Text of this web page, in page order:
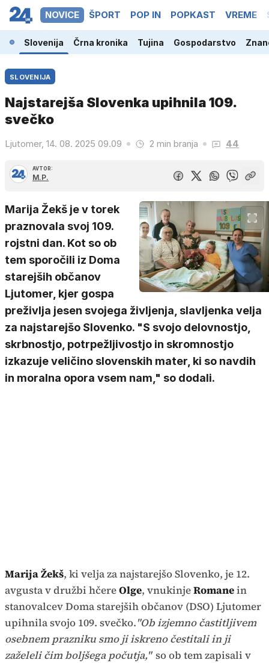
NOVICE ŠPORT POP IN POPKAST VREME
Slovenija Črna kronika Tujina Gospodarstvo
SLOVENIJA
Najstarejša Slovenka upihnila 109.
svečko
Ljutomer, 14. 08. 2025 09.09 2 min branja 44
AVTOR:
M.P.
Marija Žekš je v torek
praznovala svoj 109.
rojstni dan. Kot so ob
tem sporočili iz Doma
starejših občanov
Ljutomer, kjer gospa
preživlja jesen svojega življenja, slavljenka velja
za najstarejšo Slovenko. "S svojo delovnostjo,
skrbnostjo, potrpežljivostjo in skromnostjo
izkazuje veličino slovenskih mater, ki so navdih
in moralna opora vsem nam," so dodali.
Marija Žekš, ki velja za najstarejšo Slovenko, je 12.
avgusta v družbi hčereOlge, vnukinjeRomanein
stanovalcev Doma starejših občanov (DSO) Ljutomer
upihnila svojo 109. svečko."Ob izjemno častitljivem
osebnem prazniku smo ji iskreno čestitali in ji
zaželeli čim boljšega počutja," so ob tem zapisali v